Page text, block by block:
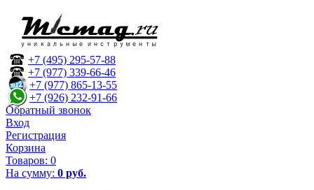
+7 (495) 295-57-88
+7 (977) 339-66-46
+7 (977) 865-13-55
+7 (926) 232-91-66
Обратный звонок
Вход
Регистрация
Корзина
Товаров: 0
На сумму: 0 руб.